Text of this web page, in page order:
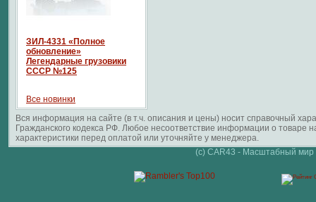
ЗИЛ-4331 «Полное
обновление»
Легендарные грузовики
СССР №125
Все новинки
Вся информация на сайте (в т.ч. описания и цены) носит справочный
Гражданского кодекса РФ. Любое несоответствие информации о
характеристики перед оплатой или уточняйте у менеджера.
(c) CAR43 - Масштабный мир